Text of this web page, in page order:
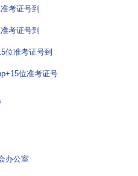
考证号到
考证号到
位准考证号到
位准考证号
办公室